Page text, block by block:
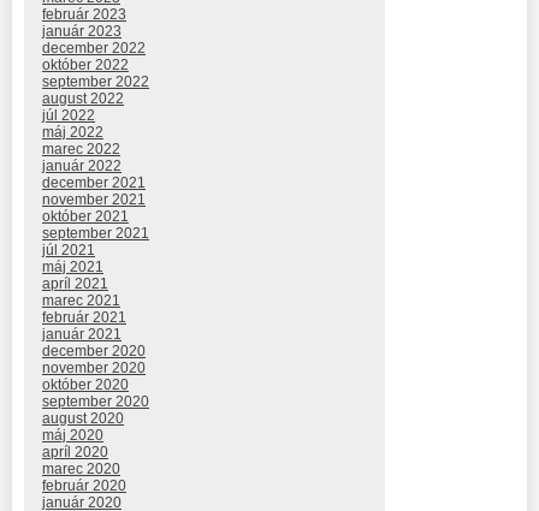
február 2023
január 2023
december 2022
október 2022
september 2022
august 2022
júl 2022
máj 2022
marec 2022
január 2022
december 2021
november 2021
október 2021
september 2021
júl 2021
máj 2021
apríl 2021
marec 2021
február 2021
január 2021
december 2020
november 2020
október 2020
september 2020
august 2020
máj 2020
apríl 2020
marec 2020
február 2020
január 2020